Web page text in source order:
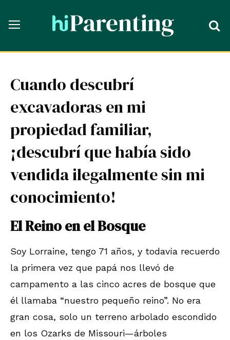
Cuando descubrí
excavadoras en mi
propiedad familiar,
¡descubrí que había sido
vendida ilegalmente sin mi
conocimiento!
El Reino en el Bosque
Soy Lorraine, tengo 71 años, y todavía recuerdo
la primera vez que papá nos llevó de
campamento a las cinco acres de bosque que
él llamaba “nuestro pequeño reino”. No era
gran cosa, solo un terreno arbolado escondido
en los Ozarks de Missouri—árboles